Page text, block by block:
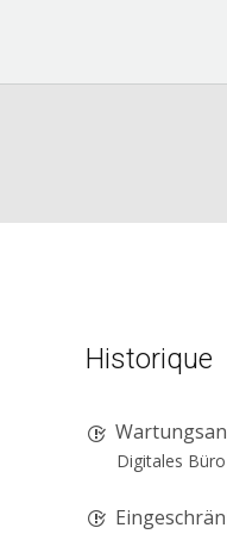
Historique
Digitales